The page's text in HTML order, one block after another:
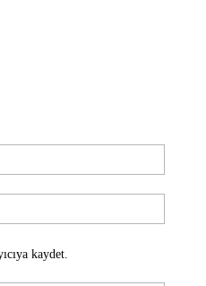
Posta:*
kaydet.